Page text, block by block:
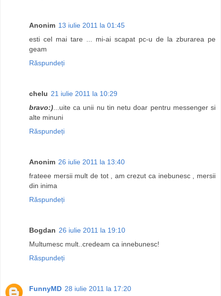
Anonim 13 iulie 2011 la 01:45
esti cel mai tare ... mi-ai scapat pc-u de la zburarea pe
geam
Răspundeți
chelu 21 iulie 2011 la 10:29
bravo:)...uite ca unii nu tin netu doar pentru messenger si
alte minuni
Răspundeți
Anonim 26 iulie 2011 la 13:40
frateee mersii mult de tot , am crezut ca inebunesc , mersii
din inima
Răspundeți
Bogdan 26 iulie 2011 la 19:10
Multumesc mult..credeam ca innebunesc!
Răspundeți
FunnyMD 28 iulie 2011 la 17:20